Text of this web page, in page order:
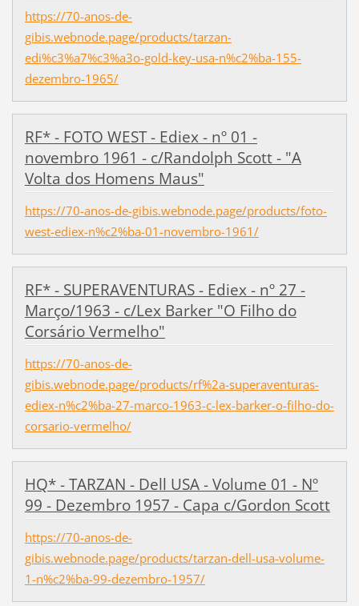
https://70-anos-de-
gibis.webnode.page/products/tarzan-
edi%c3%a7%c3%a3o-gold-key-usa-n%c2%ba-155-
dezembro-1965/
RF* - FOTO WEST - Ediex - nº 01 -
novembro 1961 - c/Randolph Scott - "A
Volta dos Homens Maus"
https://70-anos-de-gibis.webnode.page/products/foto-
west-ediex-n%c2%ba-01-novembro-1961/
RF* - SUPERAVENTURAS - Ediex - nº 27 -
Março/1963 - c/Lex Barker "O Filho do
Corsário Vermelho"
https://70-anos-de-
gibis.webnode.page/products/rf%2a-superaventuras-
ediex-n%c2%ba-27-marco-1963-c-lex-barker-o-filho-do-
corsario-vermelho/
HQ* - TARZAN - Dell USA - Volume 01 - Nº
99 - Dezembro 1957 - Capa c/Gordon Scott
https://70-anos-de-
gibis.webnode.page/products/tarzan-dell-usa-volume-
1-n%c2%ba-99-dezembro-1957/